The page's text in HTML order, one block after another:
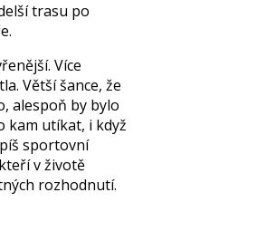
trasu po
Více
Větší šance, že
alespoň by bylo
kam utíkat, i když
sportovní
v životě
rozhodnutí.